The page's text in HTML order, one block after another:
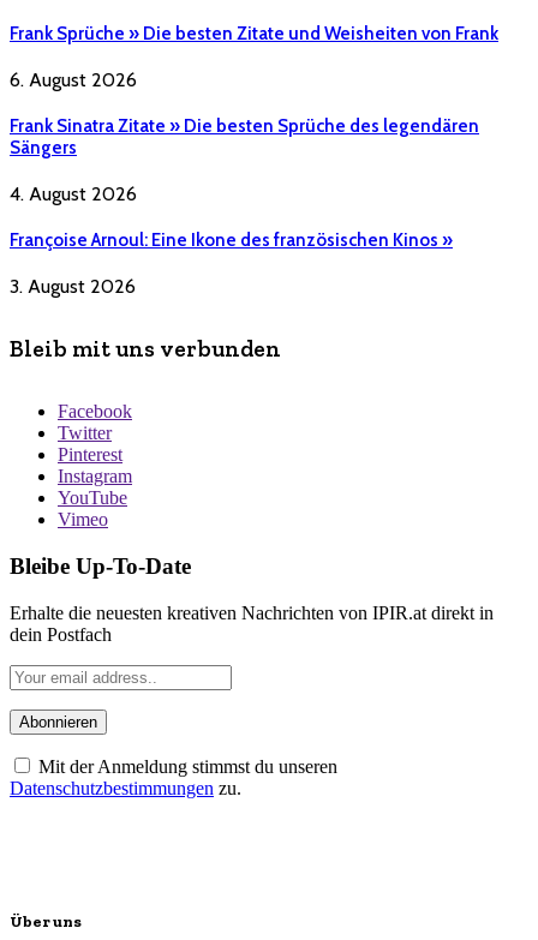
Frank Sprüche » Die besten Zitate und Weisheiten von Frank
6. August 2026
Frank Sinatra Zitate » Die besten Sprüche des legendären
Sängers
4. August 2026
Françoise Arnoul: Eine Ikone des französischen Kinos »
3. August 2026
Bleib mit uns verbunden
Facebook
Twitter
Pinterest
Instagram
YouTube
Vimeo
Bleibe Up-To-Date
Erhalte die neuesten kreativen Nachrichten von IPIR.at direkt in
dein Postfach
Mit der Anmeldung stimmst du unseren
Datenschutzbestimmungen zu.
Über uns